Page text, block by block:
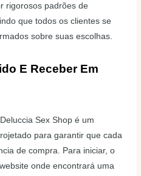
rigorosos padrões de
que todos os clientes se
sobre suas escolhas.
E Receber Em
Sex Shop é um
para garantir que cada
de compra. Para iniciar, o
onde encontrará uma